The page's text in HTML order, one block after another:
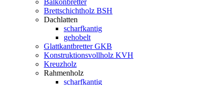
Brettschichtholz BSH
Dachlatten
scharfkantig
gehobelt
Glattkantbretter GKB
Konstruktionsvollholz KVH
Kreuzholz
Rahmenholz
scharfkantig